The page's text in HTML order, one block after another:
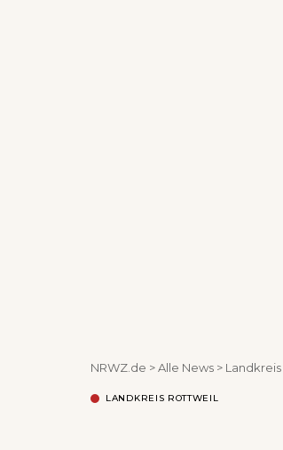
NRWZ.de >Alle News >
LANDKREIS ROTTWEIL